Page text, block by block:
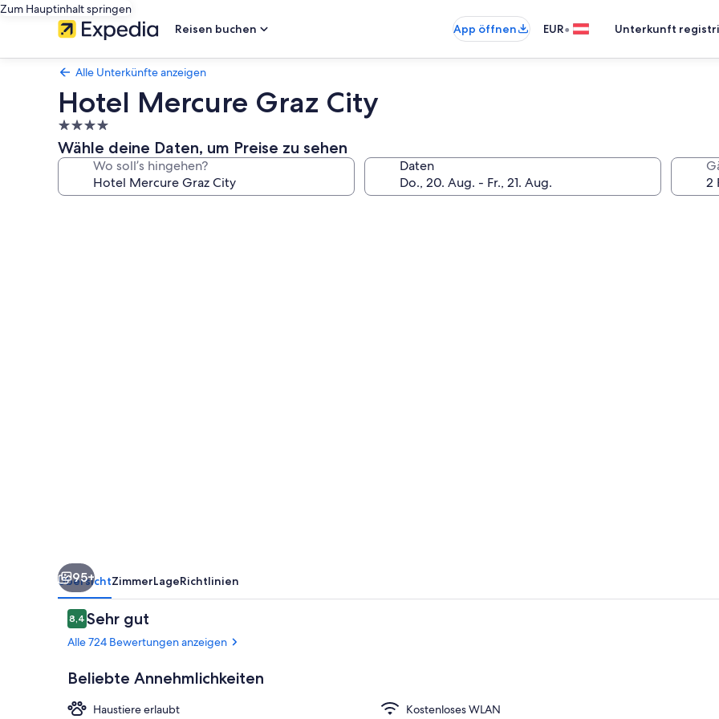
Zum Hauptinhalt springen
Reisen buchen
App öffnen EUR• Unterkunft
Alle Unterkünfte anzeigen
Hotel Mercure Graz City
4.0-
Sterne-
Unterkunft
Wähle deine Daten, um Preise zu sehen
Wo soll’s hingehen? Daten
95+
ÜbersichtZimmerLageRichtlinien
Bewertungen
8,48,4 von 10.
Sehr gut
Alle 724 Bewertungen anzeigen
Beliebte Annehmlichkeiten
Haustiere erlaubt
Kostenloses WLAN